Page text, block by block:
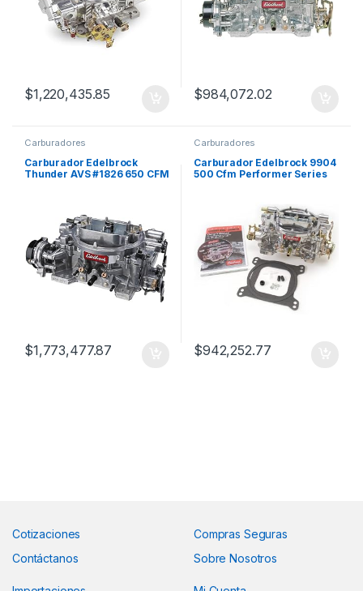
$1,220,435.85 $984,072.02
Carburadores
Carburador Edelbrock
Thunder AVS #1826 650 CFM
$1,773,477.87
Carburadores
Carburador Edelbrock 9904
500 Cfm Performer Series
$942,252.77
Cotizaciones
Contáctanos
Compras Seguras
Sobre Nosotros